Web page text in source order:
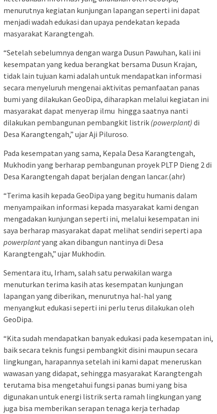
menurutnya kegiatan kunjungan lapangan seperti ini dapat
menjadi wadah edukasi dan upaya pendekatan kepada
masyarakat Karangtengah.
“Setelah sebelumnya dengan warga Dusun Pawuhan, kali ini
kesempatan yang kedua berangkat bersama Dusun Krajan,
tidak lain tujuan kami adalah untuk mendapatkan informasi
secara menyeluruh mengenai aktivitas pemanfaatan panas
bumi yang dilakukan GeoDipa, diharapkan melalui kegiatan ini
masyarakat dapat menyerap ilmu hingga saatnya nanti
dilakukan pembangunan pembangkit listrik (powerplant) di
Desa Karangtengah,” ujar Aji Piluroso.
Pada kesempatan yang sama, Kepala Desa Karangtengah,
Mukhodin yang berharap pembangunan proyek PLTP Dieng 2 di
Desa Karangtengah dapat berjalan dengan lancar.(ahr)
“Terima kasih kepada GeoDipa yang begitu humanis dalam
menyampaikan informasi kepada masyarakat kami dengan
mengadakan kunjungan seperti ini, melalui kesempatan ini
saya berharap masyarakat dapat melihat sendiri seperti apa
powerplantyang akan dibangun nantinya di Desa
Karangtengah,” ujar Mukhodin.
Sementara itu, Irham, salah satu perwakilan warga
menuturkan terima kasih atas kesempatan kunjungan
lapangan yang diberikan, menurutnya hal-hal yang
menyangkut edukasi seperti ini perlu terus dilakukan oleh
GeoDipa.
“Kita sudah mendapatkan banyak edukasi pada kesempatan ini,
baik secara teknis fungsi pembangkit disini maupun secara
lingkungan, harapannya setelah ini kami dapat meneruskan
wawasan yang didapat, sehingga masyarakat Karangtengah
terutama bisa mengetahui fungsi panas bumi yang bisa
digunakan untuk energi listrik serta ramah lingkungan yang
juga bisa memberikan serapan tenaga kerja terhadap